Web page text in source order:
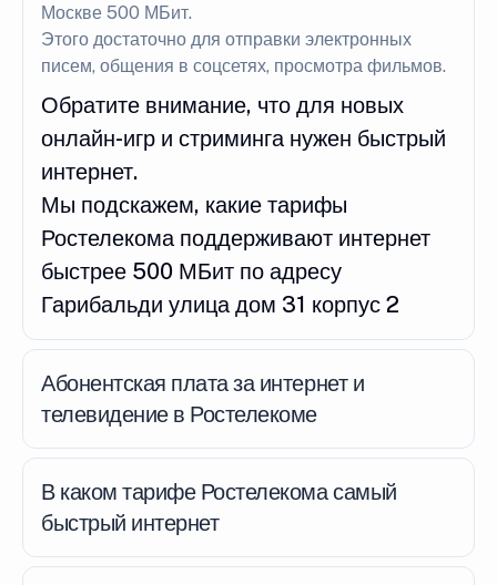
Москве 500 МБит.
Этого достаточно для отправки электронных
писем, общения в соцсетях, просмотра фильмов.
Обратите внимание, что для новых
онлайн-игр и стриминга нужен быстрый
интернет.
Мы подскажем, какие тарифы
Ростелекома поддерживают интернет
быстрее 500 МБит по адресу
Гарибальди улица дом 31 корпус 2
Абонентская плата за интернет и
телевидение в Ростелекоме
В каком тарифе Ростелекома самый
быстрый интернет